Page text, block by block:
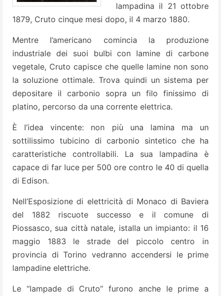
lampadina il 21 ottobre
1879, Cruto cinque mesi dopo, il 4 marzo 1880.
Mentre l’americano comincia la produzione
industriale dei suoi bulbi con lamine di carbone
vegetale, Cruto capisce che quelle lamine non sono
la soluzione ottimale. Trova quindi un sistema per
depositare il carbonio sopra un filo finissimo di
platino, percorso da una corrente elettrica.
È l’idea vincente: non più una lamina ma un
sottilissimo tubicino di carbonio sintetico che ha
caratteristiche controllabili. La sua lampadina è
capace di far luce per 500 ore contro le 40 di quella
di Edison.
Nell’Esposizione di elettricità di Monaco di Baviera
del 1882 riscuote successo e il comune di
Piossasco, sua città natale, istalla un impianto: il 16
maggio 1883 le strade del piccolo centro in
provincia di Torino vedranno accendersi le prime
lampadine elettriche.
Le “lampade di Cruto” furono anche le prime a